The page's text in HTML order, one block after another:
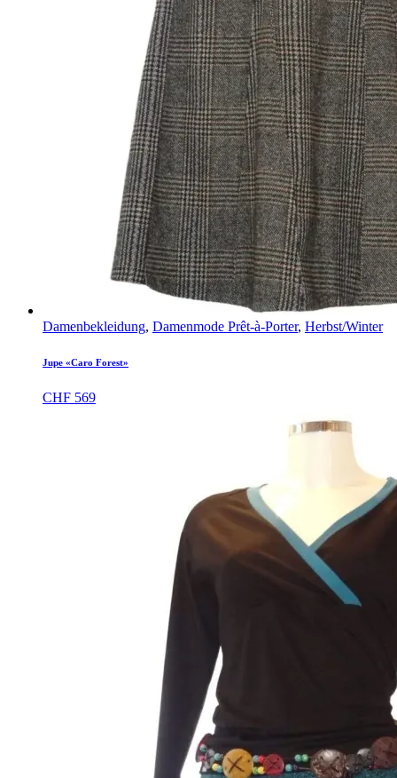
Damenbekleidung, Damenmode Prêt-à-Porter, Herbst/Winter
Jupe «Caro Forest»
CHF 569